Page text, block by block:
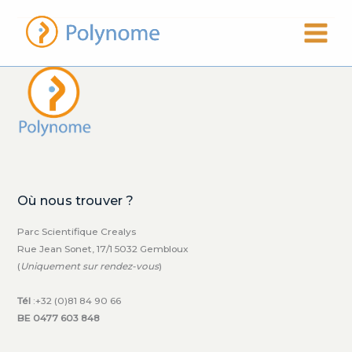
contenu
Où nous trouver ?
Parc Scientifique Crealys
Rue Jean Sonet, 17/1 5032 Gembloux
( Uniquement sur rendez-vous)
Tél :+32 (0)81 84 90 66
BE 0477 603 848